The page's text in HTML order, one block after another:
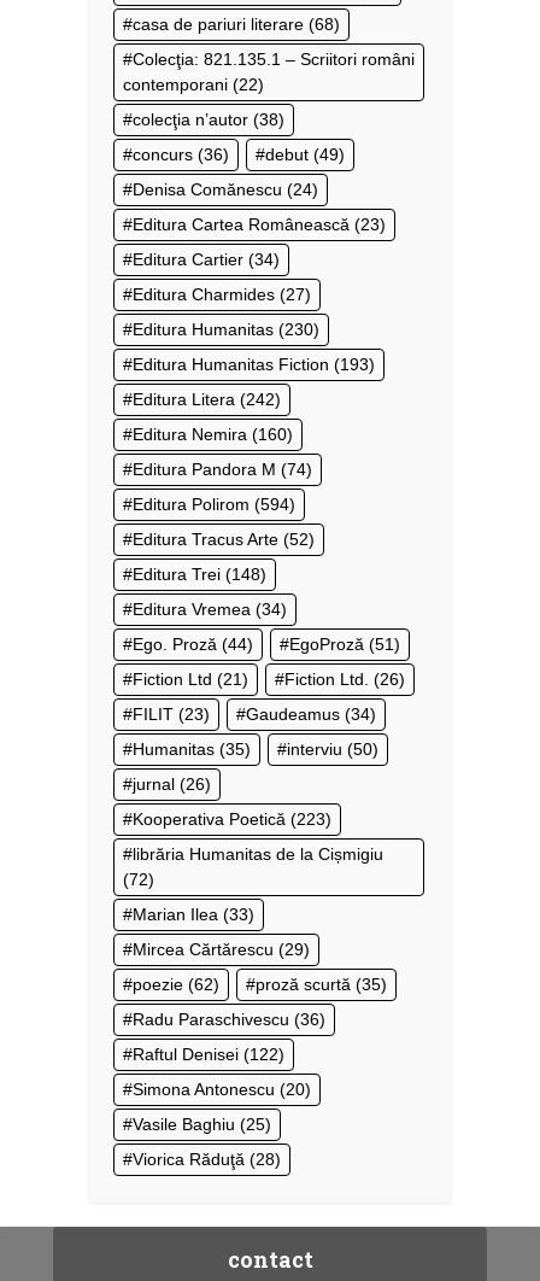
casa de pariuri literare (68)
Colecţia: 821.135.1 – Scriitori români
contemporani (22)
colecţia n’autor (38)
concurs (36) debut (49)
Denisa Comănescu (24)
Editura Cartea Românească (23)
Editura Cartier (34)
Editura Charmides (27)
Editura Humanitas (230)
Editura Humanitas Fiction (193)
Editura Litera (242)
Editura Nemira (160)
Editura Pandora M (74)
Editura Polirom (594)
Editura Tracus Arte (52)
Editura Trei (148)
Editura Vremea (34)
Ego. Proză (44) EgoProză (51)
Fiction Ltd (21) Fiction Ltd. (26)
FILIT (23) Gaudeamus (34)
Humanitas (35) interviu (50)
jurnal (26)
Kooperativa Poetică (223)
librăria Humanitas de la Cișmigiu
(72)
Marian Ilea (33)
Mircea Cărtărescu (29)
poezie (62) proză scurtă (35)
Radu Paraschivescu (36)
Raftul Denisei (122)
Simona Antonescu (20)
Vasile Baghiu (25)
Viorica Răduţă (28)
contact